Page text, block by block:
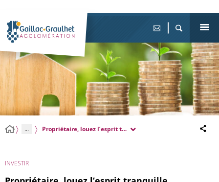
... Propriétaire, louez l’esprit tranquille
INVESTIR